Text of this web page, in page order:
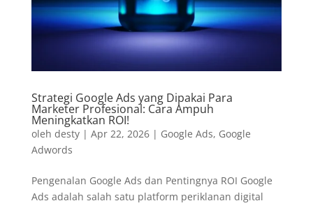
Strategi Google Ads yang Dipakai Para
Marketer Profesional: Cara Ampuh
Meningkatkan ROI!
oleh desty| Apr 22, 2026| Google Ads, Google
Adwords
Pengenalan Google Ads dan Pentingnya ROI Google
Ads adalah salah satu platform periklanan digital